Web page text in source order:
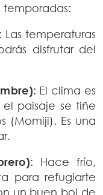
temporadas:
Las temperaturas
disfrutar del
El clima es
paisaje se tiñe
(Momiji). Es una
Hace frío,
para refugiarte
un buen bol de